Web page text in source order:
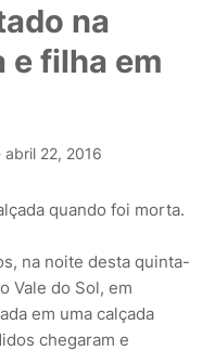
na
e filha em
abril 22, 2016
quando foi morta.
na noite desta quinta-
Vale do Sol, em
em uma calçada
chegaram e